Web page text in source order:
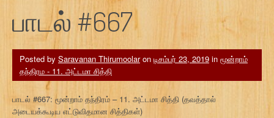
பாடல் #667
Posted by Saravanan Thirumoolaron டிசம்பர் 23, 2019 in மூன்றாம்
தந்திரம - 11. அட்டமா சித்தி
பாடல் #667: மூன்றாம் தந்திரம் – 11. அட்டமா சித்தி (தவத்தால்
அடையக்கூடிய எட்டுவிதமான சித்திகள்)